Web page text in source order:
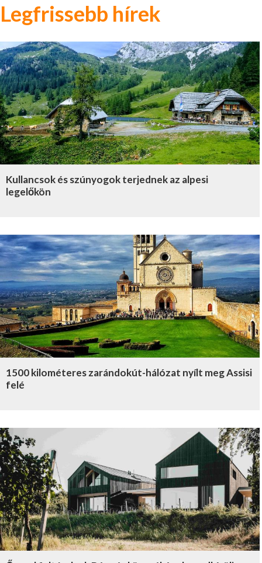
Legfrissebb hírek
Kullancsok és szúnyogok terjednek az alpesi
legelőkön
1500 kilométeres zarándokút-hálózat nyílt meg Assisi
felé